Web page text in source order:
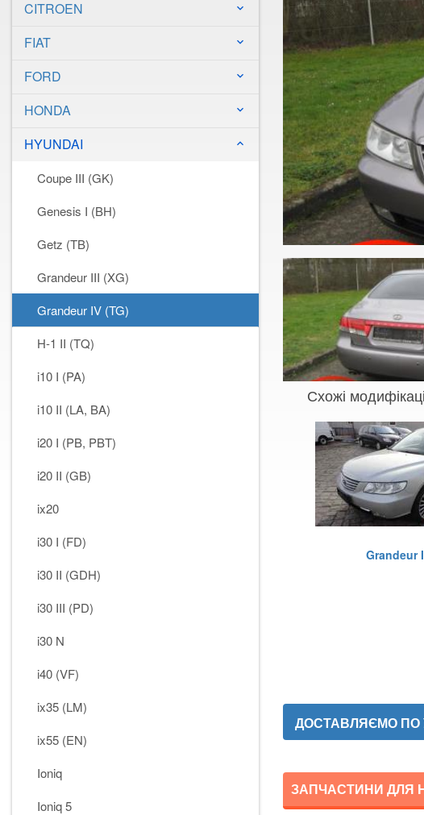
CITROEN keyboard_arrow_down
FIAT keyboard_arrow_down
FORD keyboard_arrow_down
HONDA keyboard_arrow_down
HYUNDAI keyboard_arrow_down
Coupe III (GK)
Genesis I (BH)
Getz (TB)
Grandeur III (XG)
Grandeur IV (TG)
H-1 II (TQ)
i10 I (PA)
i10 II (LA, BA)
i20 I (PB, PBT)
i20 II (GB)
ix20
i30 I (FD)
i30 II (GDH)
i30 III (PD)
i30 N
i40 (VF)
ix35 (LM)
ix55 (EN)
Ioniq
Ioniq 5
Схожі
Grandeur
ДОСТАВЛЯЄМО ПО
ЗАПЧАСТИНИ ДЛЯ